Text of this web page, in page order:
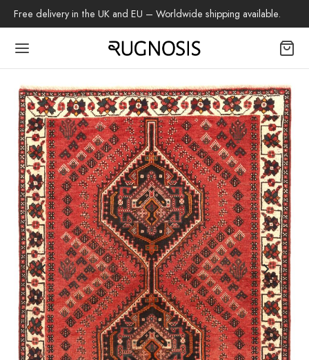
Free delivery in the UK and EU – Worldwide shipping available.
Back
tapis
Baloutche
de Hamadan